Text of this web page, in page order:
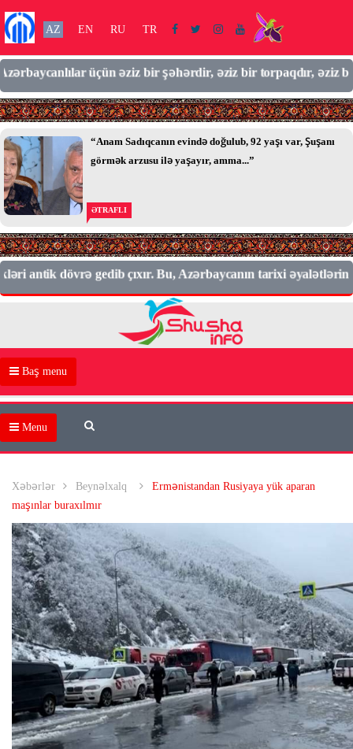
AZ EN RU TR
üçün əziz bir şəhərdir, əziz bir torpaqdır, əziz
“Anam Sadıqcanın evində doğulub, 92 yaşı var, Şuşanı
görmək arzusu ilə yaşayır, amma...”
ƏTRAFLI
antik dövrə gedib çıxır. Bu, Azərbaycanın tarixi
Baş menu
Menu
Xəbərlər Beynəlxalq
Ermənistandan Rusiyaya yük aparan
maşınlar buraxılmır